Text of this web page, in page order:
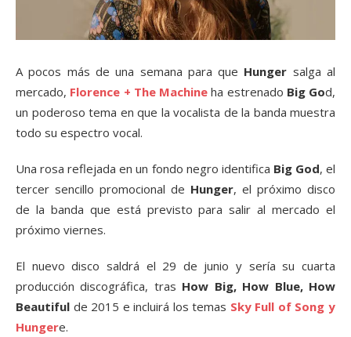
A pocos más de una semana para que Hunger salga al
mercado, Florence + The Machine ha estrenado Big God,
un poderoso tema en que la vocalista de la banda muestra
todo su espectro vocal.
Una rosa reflejada en un fondo negro identifica Big God, el
tercer sencillo promocional de Hunger, el próximo disco
de la banda que está previsto para salir al mercado el
próximo viernes.
El nuevo disco saldrá el 29 de junio y sería su cuarta
producción discográfica, tras How Big, How Blue, How
Beautiful de 2015 e incluirá los temas Sky Full of Song y
Hungere.